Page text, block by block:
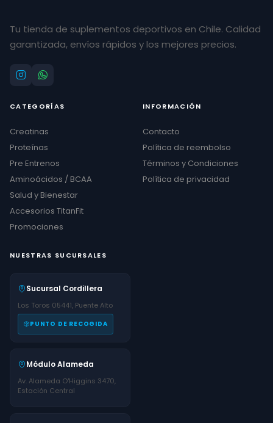
Tu tienda de suplementos deportivos en Chile. Calidad
garantizada, envíos rápidos y los mejores precios.
CATEGORÍAS
Creatinas
Proteínas
Pre Entrenos
Aminoácidos / BCAA
Salud y Bienestar
Accesorios TitanFit
Promociones
INFORMACIÓN
Contacto
Política de reembolso
Términos y Condiciones
Política de privacidad
NUESTRAS SUCURSALES
Sucursal Cordillera
Los Toros 05441, Puente Alto
PUNTO DE RECOGIDA
Módulo Alameda
Av. Alameda O'Higgins 3470,
Estación Central